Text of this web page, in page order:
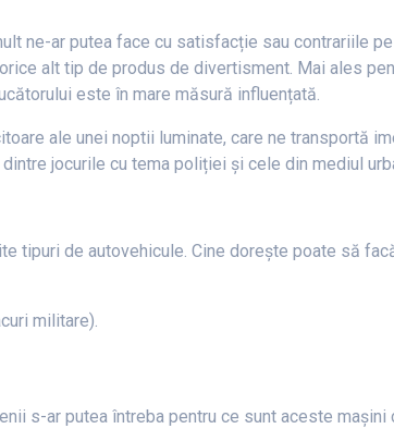
ne-ar putea face cu satisfacție sau contrariile
alt tip de produs de divertisment. Mai ales
este în mare măsură influențată.
ale unei noptii luminate, care ne transportă
jocurile cu tema poliției și cele din mediul
tipuri de autovehicule. Cine dorește poate să
militare).
s-ar putea întreba pentru ce sunt aceste mașini